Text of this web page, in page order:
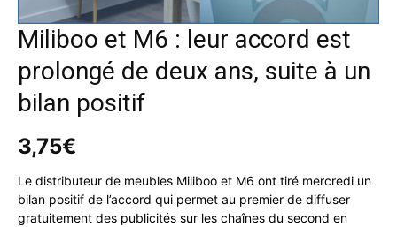
Miliboo et M6 : leur accord est
prolongé de deux ans, suite à un
bilan positif
3,75€
Le distributeur de meubles Miliboo et M6 ont tiré mercredi un
bilan positif de l’accord qui permet au premier de diffuser
gratuitement des publicités sur les chaînes du second en